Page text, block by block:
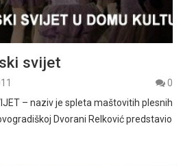
svijet
0
– naziv je spleta maštovitih plesnih
Dvorani Relković predstavio